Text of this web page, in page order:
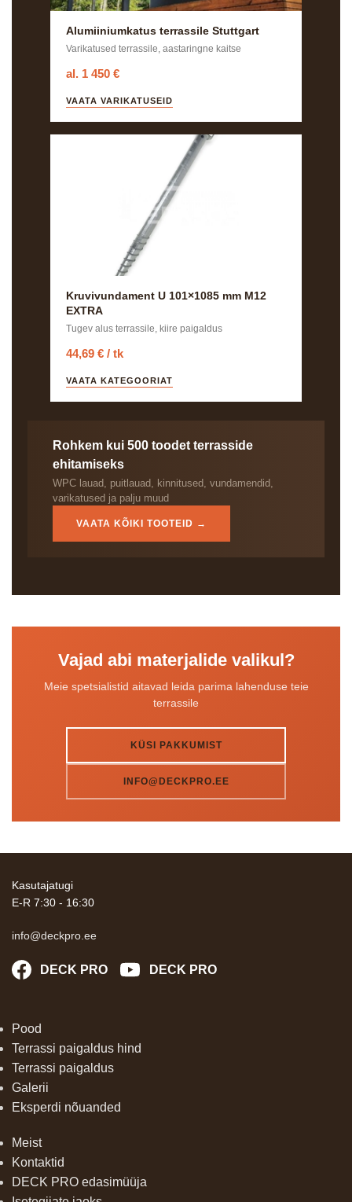
Alumiiniumkatus terrassile Stuttgart
Varikatused terrassile, aastaringne kaitse
al. 1 450 €
VAATA VARIKATUSEID
Kruvivundament U 101×1085 mm M12
EXTRA
Tugev alus terrassile, kiire paigaldus
44,69 € / tk
VAATA KATEGOORIAT
Rohkem kui 500 toodet terrasside
ehitamiseks
WPC lauad, puitlauad, kinnitused, vundamendid,
varikatused ja palju muud
VAATA KÕIKI TOOTEID →
Vajad abi materjalide valikul?
Meie spetsialistid aitavad leida parima lahenduse teie
terrassile
KÜSI PAKKUMIST
INFO@DECKPRO.EE
Kasutajatugi
E-R 7:30 - 16:30
info@deckpro.ee
DECK PRO DECK PRO
Pood
Terrassi paigaldus hind
Terrassi paigaldus
Galerii
Eksperdi nõuanded
Meist
Kontaktid
DECK PRO edasimüüja